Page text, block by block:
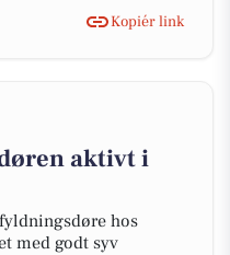
Kopiér link
aktivt i
hos
med godt syv